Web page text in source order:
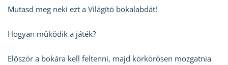
Mutasd meg neki ezt a Világító bokalabdát!
Hogyan mûködik a játék?
Elõször a bokára kell feltenni, majd körkörösen mozgatnia